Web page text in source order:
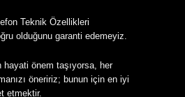
Teknik Özellikleri
olduğunu garanti edemeyiz.
önem taşıyorsa, her
öneririz; bunun için en iyi
etmektir.